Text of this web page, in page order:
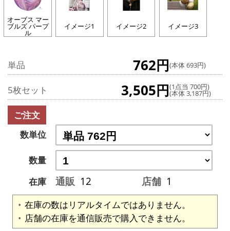
オーブス マー
ブルズ パープ
ル
イメージ1 イメージ2 イメージ3
単品 762円(本体 693円)
5枚セット 3,505円(1点当 700円)
(本体 3,187円)
ご注文
数単位
数量
在庫
通販 12 店舗 1
在庫の数はリアルタイムではありません。
店舗の在庫を通信販売で購入できません。